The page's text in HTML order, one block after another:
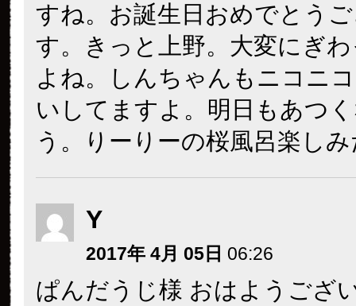
すね。お誕生日おめでとう
す。きっと上野。大変にぎ
よね。しんちゃんもニコニ
いしてますよ。明日もあつ
う。りーりーの桜風呂楽し
Y
2017年 4月 05日 06:26
ぱんだうじ様 おはようござ